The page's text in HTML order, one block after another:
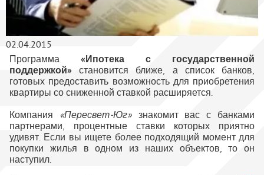
02.04.2015
Программа «Ипотека с государственной
поддержкой» становится ближе, а список банков,
готовых предоставить возможность для приобретения
квартиры со сниженной ставкой расширяется.
Компания
«Пересвет-Юг»знакомит вас с банками
партнерами, процентные ставки которых приятно
удивят. Если вы ищете более подходящий момент для
покупки жилья в одном из наших объектов, то он
наступил.